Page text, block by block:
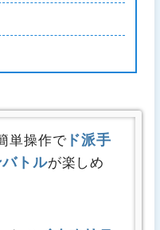
単操作で ド派手
トルが楽しめ